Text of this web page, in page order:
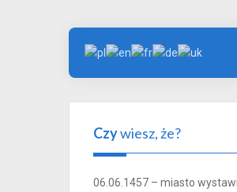
Czywiesz, że?
06.06.1457 – miasto